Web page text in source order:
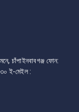
চাঁপাইনবাবগঞ্জ ফোন:
ই-মেইল :